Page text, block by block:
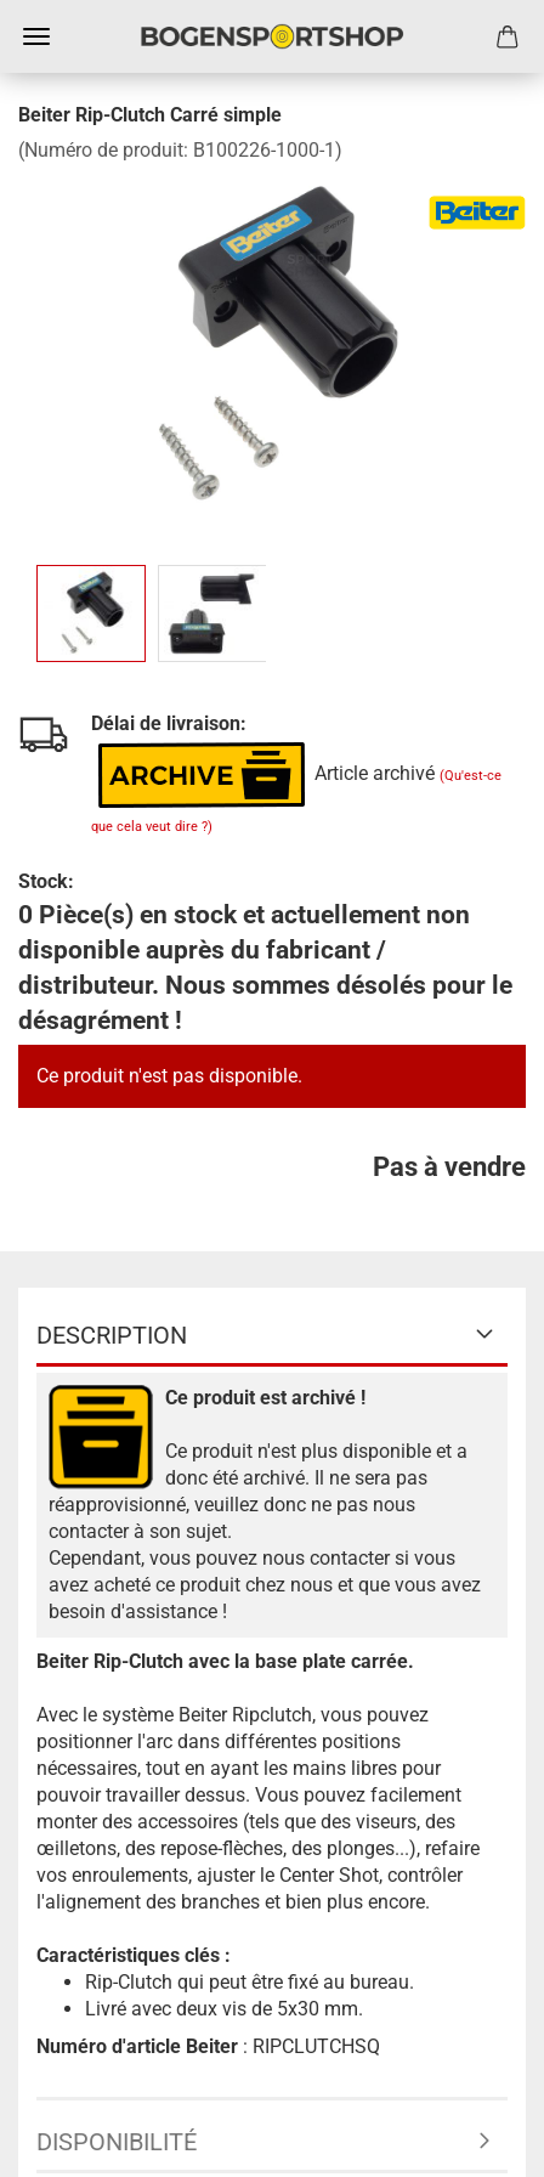
Beiter Rip-Clutch Carré simple
(Numéro de produit: B100226-1000-1)
Délai de livraison:
Article archivé (Qu'est-ce
que cela veut dire ?)
Stock:
0 Pièce(s) en stock et actuellement non
disponible auprès du fabricant /
distributeur. Nous sommes désolés pour le
désagrément !
Ce produit n'est pas disponible.
Pas à vendre
DESCRIPTION
Ce produit est archivé !
Ce produit n'est plus disponible et a
donc été archivé. Il ne sera pas
réapprovisionné, veuillez donc ne pas nous
contacter à son sujet.
Cependant, vous pouvez nous contacter si vous
avez acheté ce produit chez nous et que vous avez
besoin d'assistance !
Beiter Rip-Clutch avec la base plate carrée.
Avec le système Beiter Ripclutch, vous pouvez
positionner l'arc dans différentes positions
nécessaires, tout en ayant les mains libres pour
pouvoir travailler dessus. Vous pouvez facilement
monter des accessoires (tels que des viseurs, des
œilletons, des repose-flèches, des plonges...), refaire
vos enroulements, ajuster le Center Shot, contrôler
l'alignement des branches et bien plus encore.
Caractéristiques clés :
Rip-Clutch qui peut être fixé au bureau.
Livré avec deux vis de 5x30 mm.
Numéro d'article Beiter : RIPCLUTCHSQ
DISPONIBILITÉ